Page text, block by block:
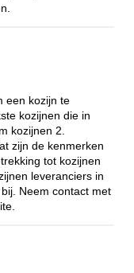
een kozijn te
kozijnen die in
kozijnen 2.
zijn de kenmerken
tot kozijnen
leveranciers in
Neem contact met